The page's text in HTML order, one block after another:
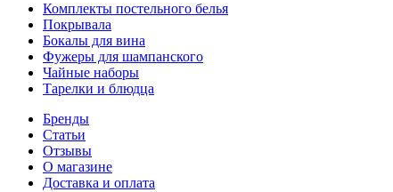
Комплекты постельного белья
Покрывала
Бокалы для вина
Фужеры для шампанского
Чайные наборы
Тарелки и блюдца
Бренды
Статьи
Отзывы
О магазине
Доставка и оплата